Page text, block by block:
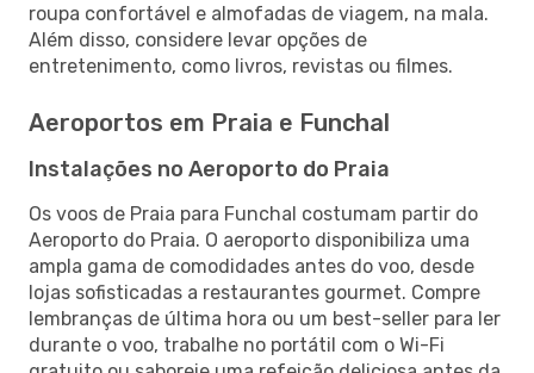
roupa confortável e almofadas de viagem, na mala.
Além disso, considere levar opções de
entretenimento, como livros, revistas ou filmes.
Aeroportos em Praia e Funchal
Instalações no Aeroporto do Praia
Os voos de Praia para Funchal costumam partir do
Aeroporto do Praia. O aeroporto disponibiliza uma
ampla gama de comodidades antes do voo, desde
lojas sofisticadas a restaurantes gourmet. Compre
lembranças de última hora ou um best-seller para ler
durante o voo, trabalhe no portátil com o Wi-Fi